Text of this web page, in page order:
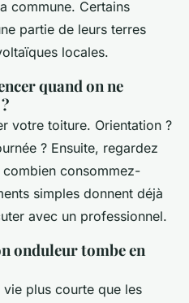
commune. Certains
partie de leurs terres
locales.
quand on ne
votre toiture. Orientation ?
? Ensuite, regardez
consommez-
simples donnent déjà
avec un professionnel.
onduleur tombe en
vie plus courte que les